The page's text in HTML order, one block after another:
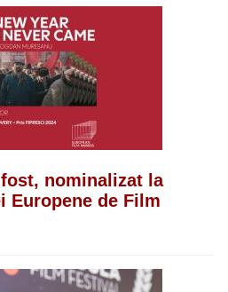
nominalizat la
Europene de Film